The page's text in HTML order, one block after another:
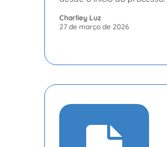
Charlley Luz
27 de março de 2026